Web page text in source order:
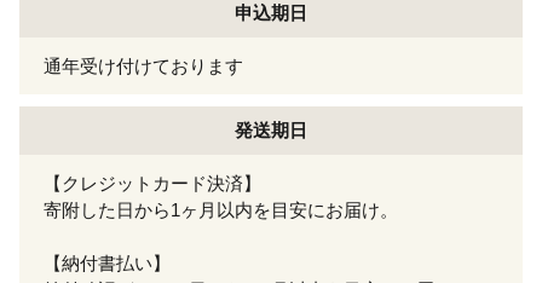
申込期日
通年受け付けております
発送期日
【クレジットカード決済】
寄附した日から1ヶ月以内を目安にお届け。
【納付書払い】